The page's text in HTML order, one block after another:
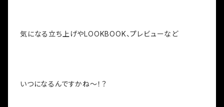
気になる立ち上げやLOOKBOOK、プレビューなど
いつになるんですかね～！？